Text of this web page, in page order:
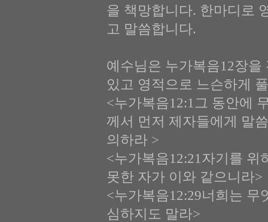
을 책망합니다. 한마디로
고 말씀합니다.
예수님은 누가복음12장
있고 영적으로 느슨하게
<누가복음12:1그 동안에
께서 먼저 제자들에게 말
의하라 >
<누가복음12:21자기를
못한 자가 이와 같으니라>
<누가복음12:29너희는 무
심하지도 말라>